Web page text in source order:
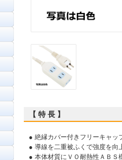
【 特 長 】
● 絶縁カバー付きフリーキャッ
● 導線を二重被ふくで強度を向
● 本体材質にＶＯ耐熱性ＡＢＳ